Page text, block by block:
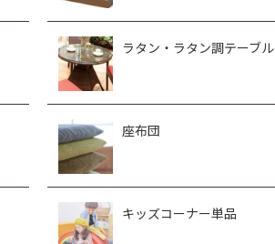
ラタン・ラタン調テーブル
座布団
キッズコーナー単品